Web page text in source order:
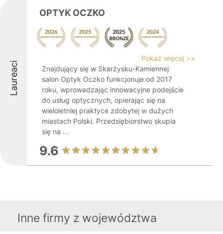
Laureaci
OPTYK OCZKO
Pokaż więcej >>
Znajdujący się w Skarżysku-Kamiennej
salon Optyk Oczko funkcjonuje od 2017
roku, wprowadzając innowacyjne podejście
do usług optycznych, opierając się na
wieloletniej praktyce zdobytej w dużych
miastach Polski. Przedsiębiorstwo skupia
się na ...
9.6
Inne firmy z województwa